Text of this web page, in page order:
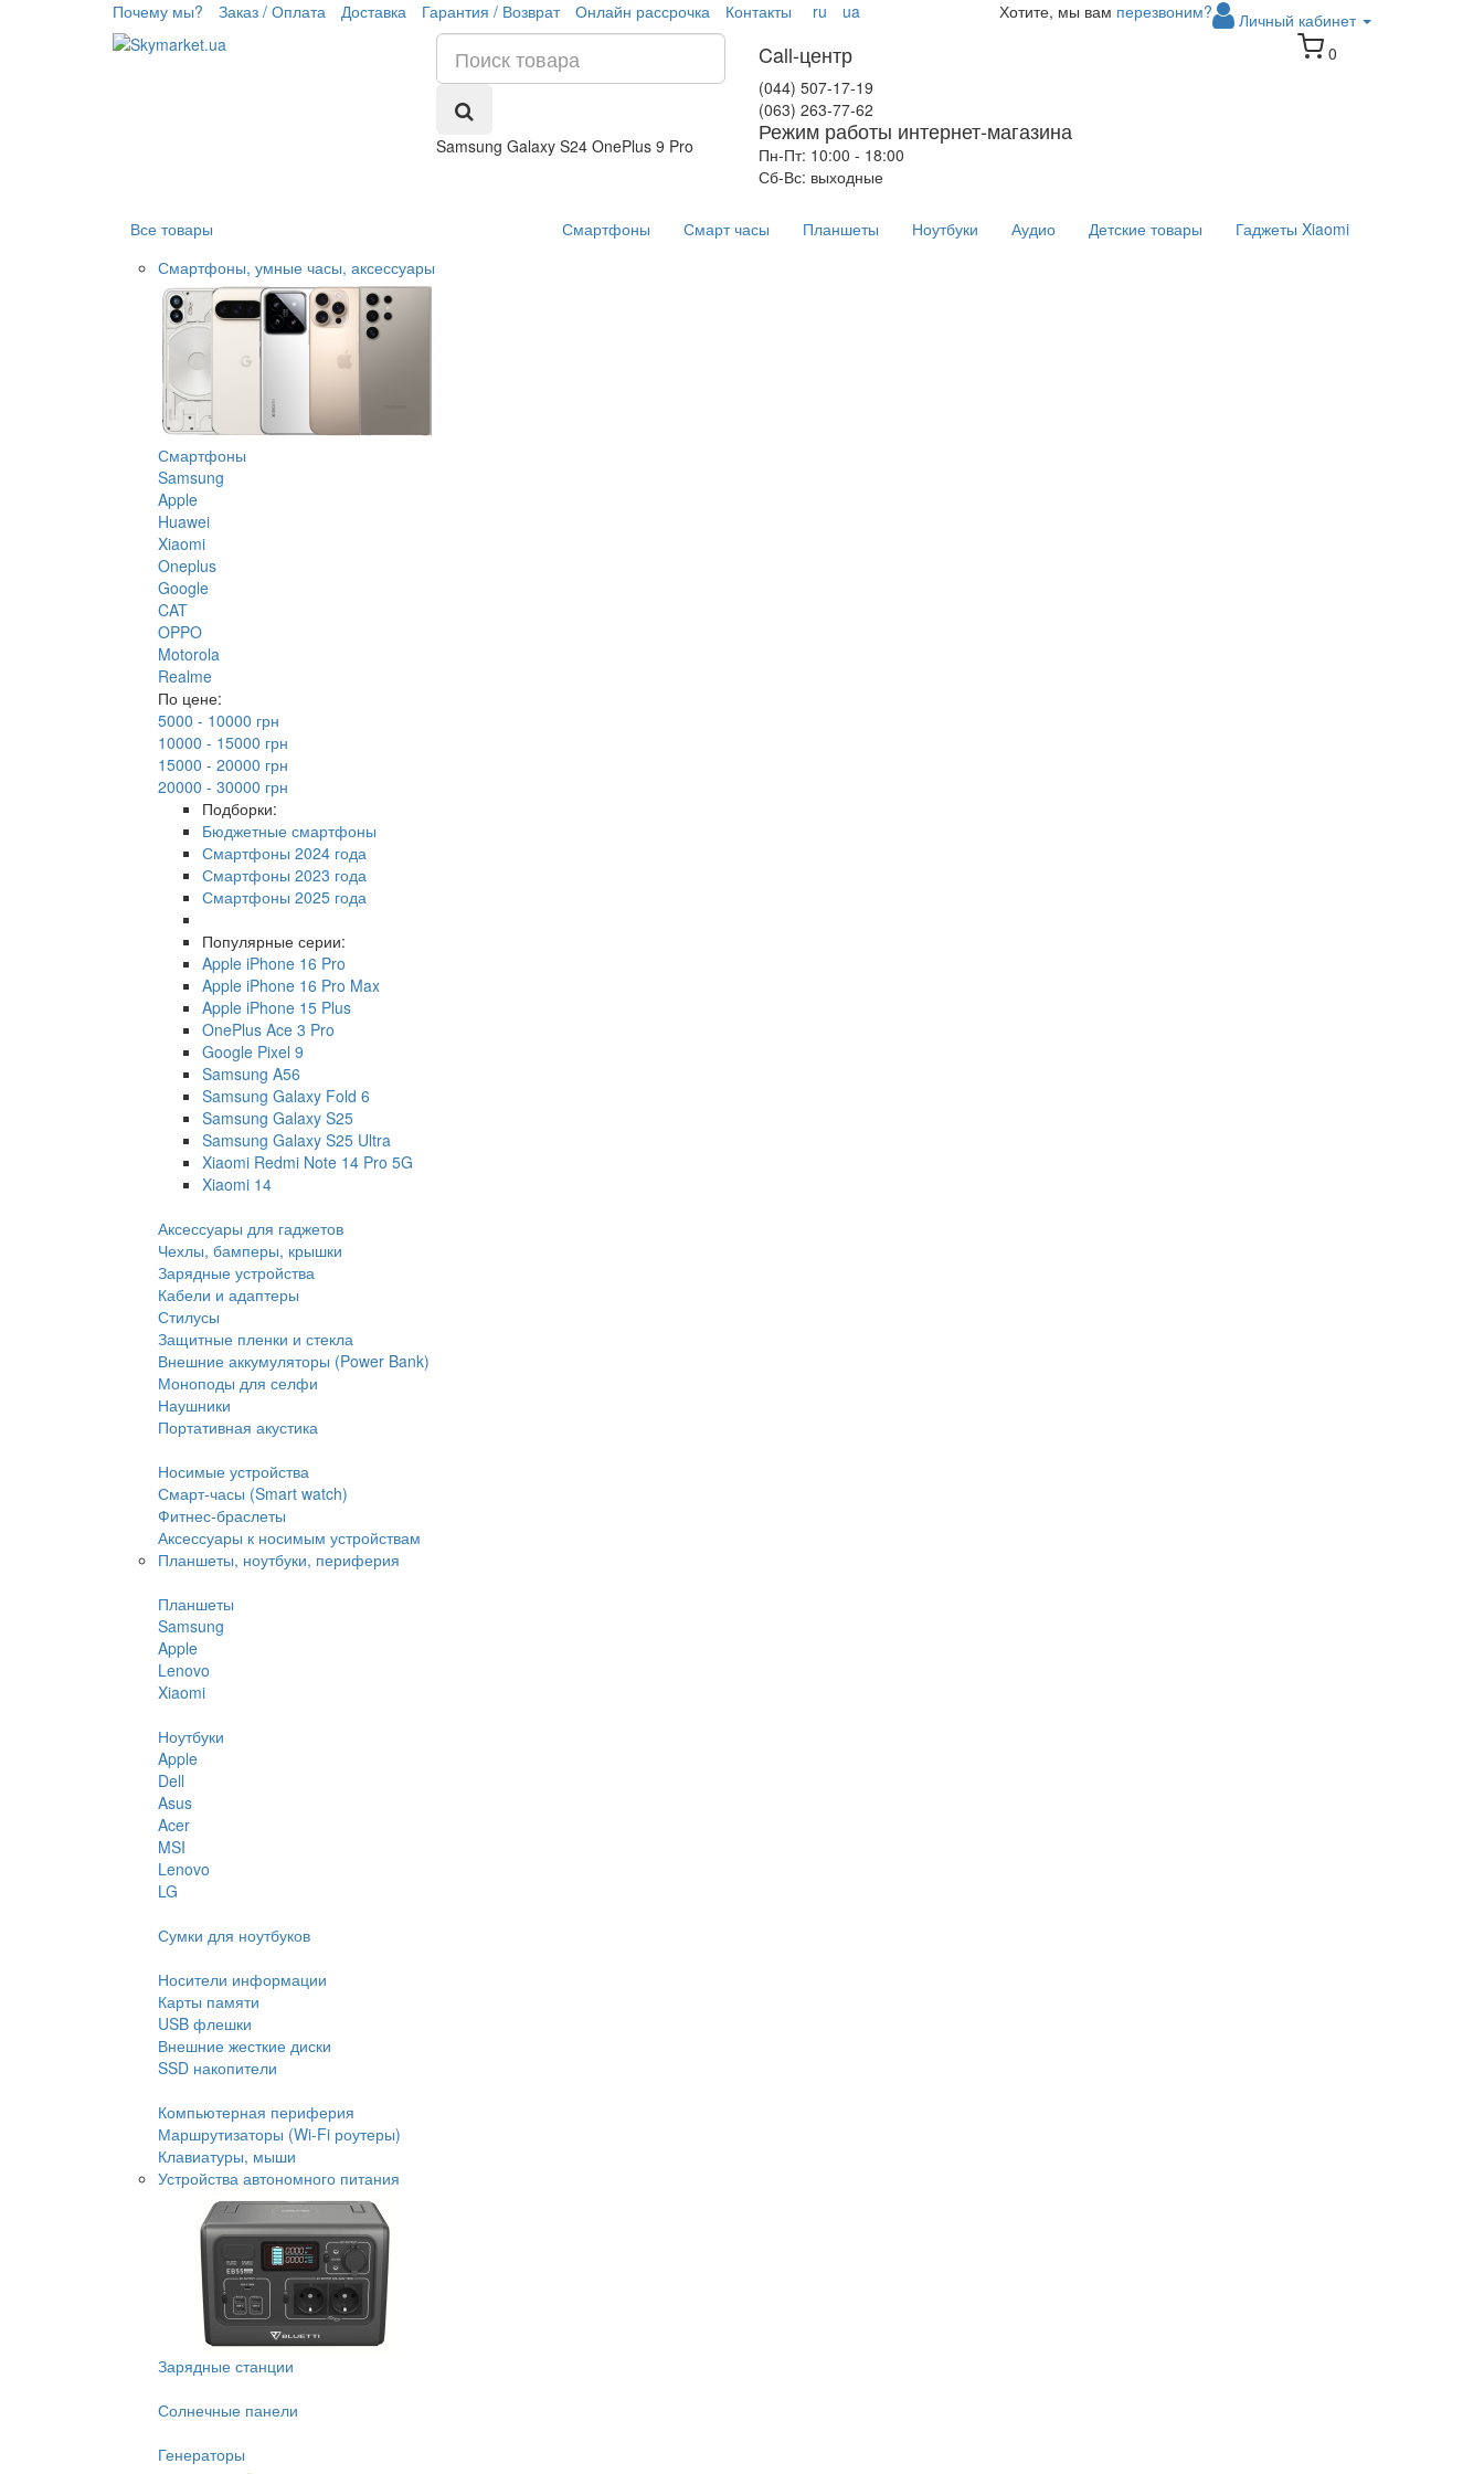
Почему мы? Заказ / Оплата Доставка Гарантия / Возврат Онлайн рассрочка Контакты ru ua Личный кабинет
Хотите, мы вам перезвоним?
Samsung Galaxy S24 OnePlus 9 Pro
Call-центр
(044) 507-17-19
(063) 263-77-62
Режим работы интернет-магазина
Пн-Пт: 10:00 - 18:00
Сб-Вс: выходные
0
Все товары
Смартфоны, умные часы, аксессуары
Смартфоны
Samsung
Apple
Huawei
Xiaomi
Oneplus
Google
CAT
OPPO
Motorola
Realme
По цене:
5000 - 10000 грн
10000 - 15000 грн
15000 - 20000 грн
20000 - 30000 грн
Подборки:
Бюджетные смартфоны
Смартфоны 2024 года
Смартфоны 2023 года
Смартфоны 2025 года
Популярные серии:
Apple iPhone 16 Pro
Apple iPhone 16 Pro Max
Apple iPhone 15 Plus
OnePlus Ace 3 Pro
Google Pixel 9
Samsung A56
Samsung Galaxy Fold 6
Samsung Galaxy S25
Samsung Galaxy S25 Ultra
Xiaomi Redmi Note 14 Pro 5G
Xiaomi 14
Аксессуары для гаджетов
Чехлы, бамперы, крышки
Зарядные устройства
Кабели и адаптеры
Стилусы
Защитные пленки и стекла
Внешние аккумуляторы (Power Bank)
Моноподы для селфи
Наушники
Портативная акустика
Носимые устройства
Смарт-часы (Smart watch)
Фитнес-браслеты
Аксессуары к носимым устройствам
Планшеты, ноутбуки, периферия
Планшеты
Samsung
Apple
Lenovo
Xiaomi
Ноутбуки
Apple
Dell
Asus
Acer
MSI
Lenovo
LG
Сумки для ноутбуков
Носители информации
Карты памяти
USB флешки
Внешние жесткие диски
SSD накопители
Компьютерная периферия
Маршрутизаторы (Wi-Fi роутеры)
Клавиатуры, мыши
Устройства автономного питания
Зарядные станции
Солнечные панели
Генераторы
Смартфоны Смарт часы Планшеты Ноутбуки Аудио Детские товары Гаджеты Xiaomi